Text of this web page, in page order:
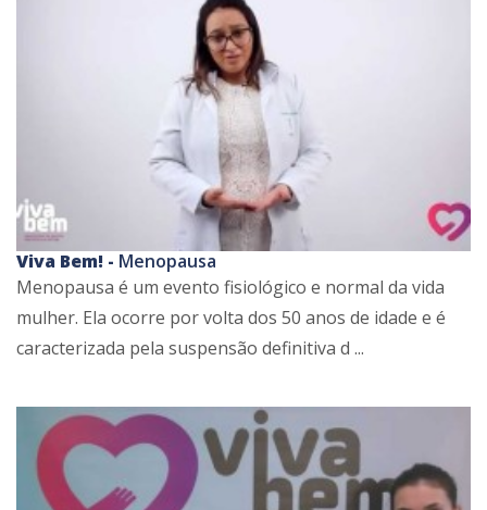
Viva Bem! - Menopausa
Menopausa é um evento fisiológico e normal da vida
mulher. Ela ocorre por volta dos 50 anos de idade e é
caracterizada pela suspensão definitiva d ...